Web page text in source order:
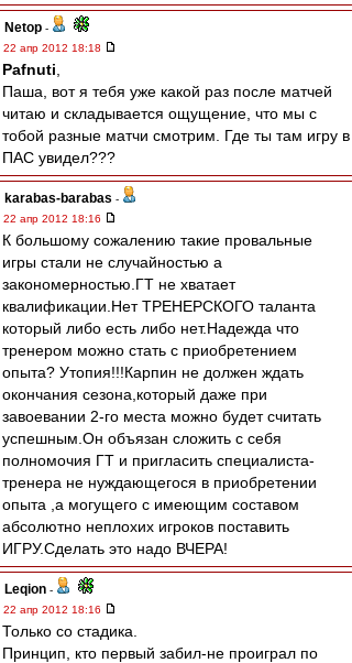
Netop -
22 апр 2012 18:18
Pafnuti
Паша, вот я тебя уже какой раз после матчей
читаю и складывается ощущение, что мы с
тобой разные матчи смотрим. Где ты там игру в
ПАС увидел???
karabas-barabas -
22 апр 2012 18:16
К большому сожалению такие провальные
игры стали не случайностью а
закономерностью.ГТ не хватает
квалификации.Нет ТРЕНЕРСКОГО таланта
который либо есть либо нет.Надежда что
тренером можно стать с приобретением
опыта? Утопия!!!Карпин не должен ждать
окончания сезона,который даже при
завоевании 2-го места можно будет считать
успешным.Он объязан сложить с себя
полномочия ГТ и пригласить специалиста-
тренера не нуждающегося в приобретении
опыта ,а могущего с имеющим составом
абсолютно неплохих игроков поставить
ИГРУ.Сделать это надо ВЧЕРА!
Leqion -
22 апр 2012 18:16
Только со стадика.
Принцип, кто первый забил-не проиграл по